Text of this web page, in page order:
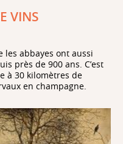
VINS
les abbayes ont aussi
près de 900 ans. C’est
à 30 kilomètres de
en champagne.